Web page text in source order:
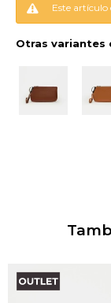
Este artículo
Otras variantes